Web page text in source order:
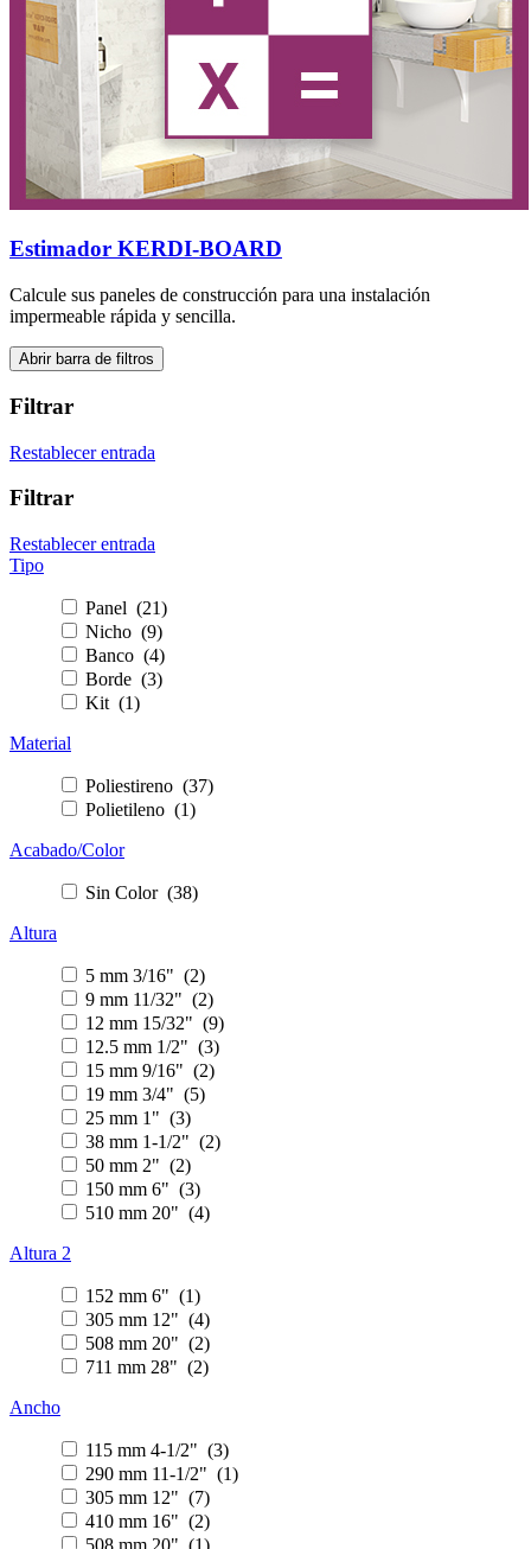
Estimador KERDI-BOARD
Calcule sus paneles de construcción para una instalación
impermeable rápida y sencilla.
Abrir barra de filtros
Filtrar
Restablecer entrada
Filtrar
Restablecer entrada
Tipo
Panel (21)
Nicho (9)
Banco (4)
Borde (3)
Kit (1)
Material
Poliestireno (37)
Polietileno (1)
Acabado/Color
Sin Color (38)
Altura
5 mm 3/16" (2)
9 mm 11/32" (2)
12 mm 15/32" (9)
12.5 mm 1/2" (3)
15 mm 9/16" (2)
19 mm 3/4" (5)
25 mm 1" (3)
38 mm 1-1/2" (2)
50 mm 2" (2)
150 mm 6" (3)
510 mm 20" (4)
Altura 2
152 mm 6" (1)
305 mm 12" (4)
508 mm 20" (2)
711 mm 28" (2)
Ancho
115 mm 4-1/2" (3)
290 mm 11-1/2" (1)
305 mm 12" (7)
410 mm 16" (2)
508 mm 20" (1)